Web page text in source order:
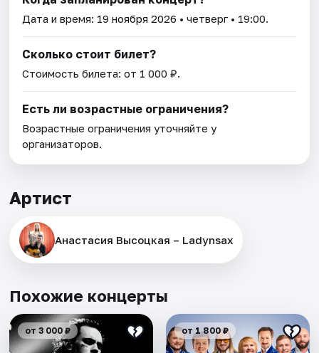
Дата и время: 19 ноября 2026 • четверг • 19:00.
Сколько стоит билет?
Стоимость билета: от 1 000 ₽.
Есть ли возрастные ограничения?
Возрастные ограничения уточняйте у
организаторов.
Артист
Анастасия Высоцкая – Ladynsax
Похожие концерты
от 3 000 ₽ от 1 800 ₽